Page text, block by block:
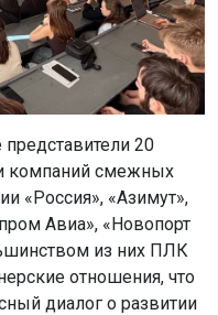
20
компаний смежных
«Россия», «Азимут»,
Авиа», «Новопорт
из них ПЛК
отношения, что
диалог о развитии